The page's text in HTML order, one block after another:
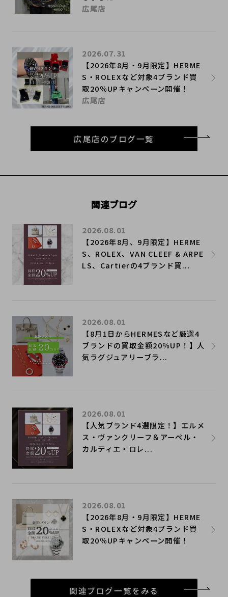
広尾店
【2026年8月・9月限定】HERME
S・ROLEXなど対象4ブランド買
取20％UPキャンペーン開催！
2026.07.31
広尾店
広尾店のブログ一覧
関連ブログ
【2026年8月、9月限定】HERME
S、ROLEX、VAN CLEEF & ARPE
LS、Cartierの4ブランド買...
2026.08.01
【8月1日からHERMESなど厳選4
ブランドの買取金額20％UP！】人
気ラグジュアリーブラ...
2026.08.01
【人気ブランド4選限定！】エルメ
ス・ヴァンクリーフ＆アーペル・
カルティエ・ロレ...
2026.08.01
【2026年8月・9月限定】HERME
S・ROLEXなど対象4ブランド買
取20％UPキャンペーン開催！
2026.08.01
関連ブログ一覧をみる